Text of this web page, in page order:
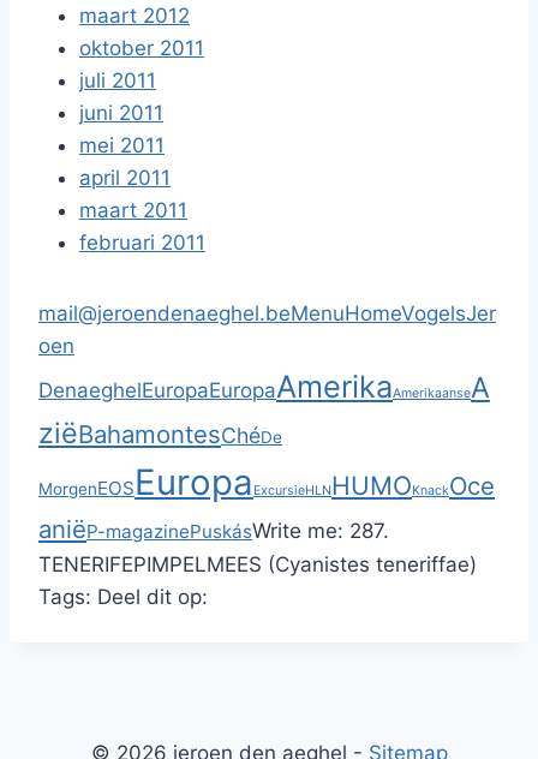
maart 2012
oktober 2011
juli 2011
juni 2011
mei 2011
april 2011
maart 2011
februari 2011
mail@jeroendenaeghel.beMenuHomeVogelsJer
oen
DenaeghelEuropaEuropaAmerikaAmerikaanseA
ziëBahamontesChéDe
MorgenEOSEuropa ExcursieHLNHUMOKnackOce
aniëP-magazinePuskásWrite me: 287.
TENERIFEPIMPELMEES (Cyanistes teneriffae)
Tags: Deel dit op:
© 2026 jeroen den aeghel - Sitemap